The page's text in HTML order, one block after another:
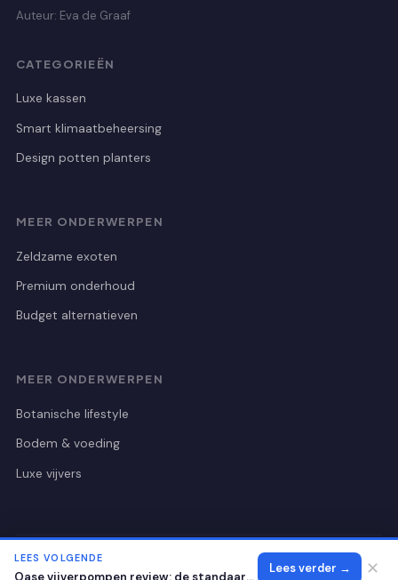
Auteur: Eva de Graaf
CATEGORIEËN
Luxe kassen
Smart klimaatbeheersing
Design potten planters
MEER ONDERWERPEN
Zeldzame exoten
Premium onderhoud
Budget alternatieven
MEER ONDERWERPEN
Botanische lifestyle
Bodem & voeding
Luxe vijvers
© 2026 Botanischetuinutrecht Alle rechten voorbehouden.
LEES VOLGENDE
Oase vijverpompen review: de standaard voor helder water
Lees verder → ✕